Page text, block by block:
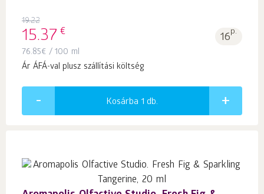
19.22
15.37 € 16p.
76.85€ / 100 ml
Ár ÁFÁ-val plusz szállítási költség
Kosárba 1 db.